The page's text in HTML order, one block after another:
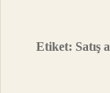
Etiket: Satış